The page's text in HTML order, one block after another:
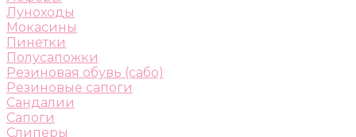
Луноходы
Мокасины
Пинетки
Полусапожки
Резиновая обувь (сабо)
Резиновые сапоги
Сандалии
Сапоги
Слиперы